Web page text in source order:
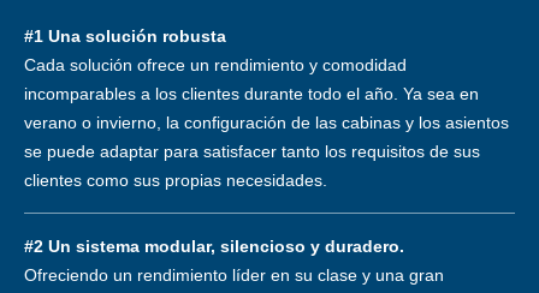
#1 Una solución robusta
Cada solución ofrece un rendimiento y comodidad
incomparables a los clientes durante todo el año. Ya sea en
verano o invierno, la configuración de las cabinas y los asientos
se puede adaptar para satisfacer tanto los requisitos de sus
clientes como sus propias necesidades.
#2 Un sistema modular, silencioso y duradero.
Ofreciendo un rendimiento líder en su clase y una gran